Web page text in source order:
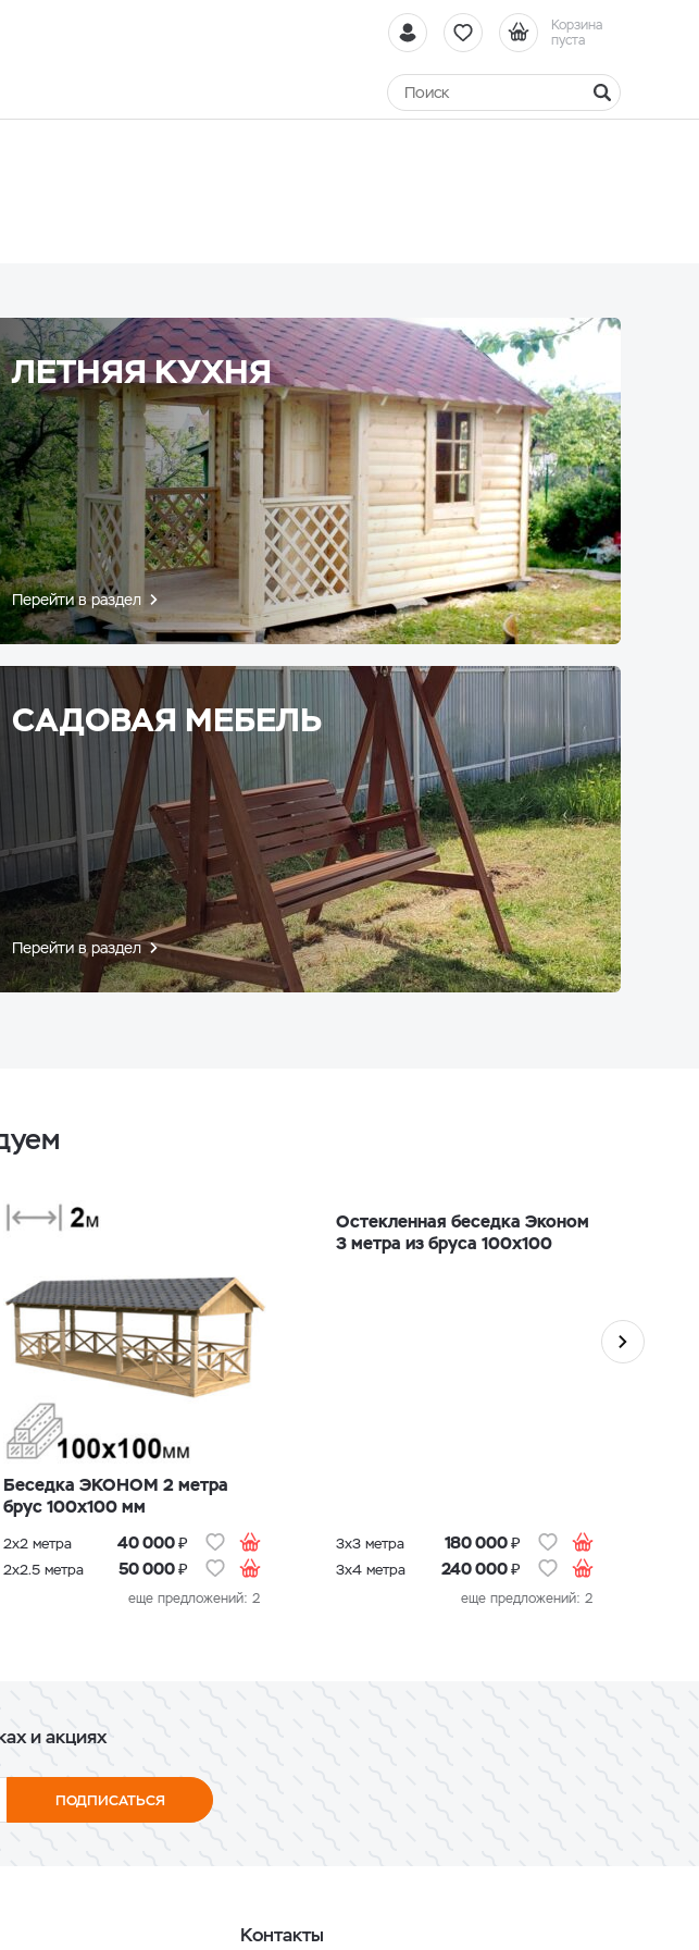
Корзина
пуста
ЛЕТНЯЯ КУХНЯ
Перейти в раздел
САДОВАЯ МЕБЕЛЬ
Перейти в раздел
Беседка ЭКОНОМ 2 метра
брус 100х100 мм
2х2 метра 40 000₽
2х2.5 метра 50 000₽
еще предложений: 2
Остекленная беседка Эконом
3 метра из бруса 100х100
3х3 метра 180 000₽
3х4 метра 240 000₽
еще предложений: 2
и акциях
ПОДПИСАТЬСЯ
Контакты